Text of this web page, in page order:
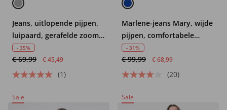
Jeans, uitlopende pijpen,
luipaard, gerafelde zoom,
5-pocket
- 35%
€ 69,99 € 45,49
(1)
Marlene-jeans Mary, wijde
pijpen, comfortabele
tailleband, biologisch
katoen
- 31%
€ 99,99 € 68,99
(20)
Sale Sale